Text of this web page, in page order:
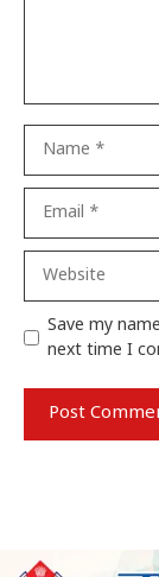
Save my
next time I